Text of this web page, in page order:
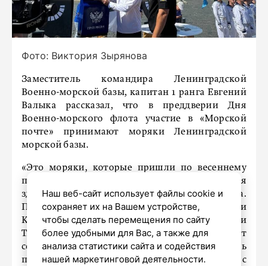
Фото: Виктория Зырянова
Заместитель командира Ленинградской
Военно-морской базы, капитан 1 ранга Евгений
Валыка рассказал, что в преддверии Дня
Военно-морского флота участие в «Морской
почте» принимают моряки Ленинградской
морской базы.
«Это моряки, которые пришли по весеннему
призыву. Буквально две недели они находятся
здесь и проходят курс молодого бойца.
Призванные со всех областей – здесь есть и
Калининградская область, и Нижегородская, и
Тверская, и Орловская области. У этих ребят
сегодня будет уникальная возможность
поздравить своих родных и близких с
Наш веб-сайт использует файлы cookie и
сохраняет их на Вашем устройстве,
чтобы сделать перемещения по сайту
более удобными для Вас, а также для
анализа статистики сайта и содействия
нашей маркетинговой деятельности.